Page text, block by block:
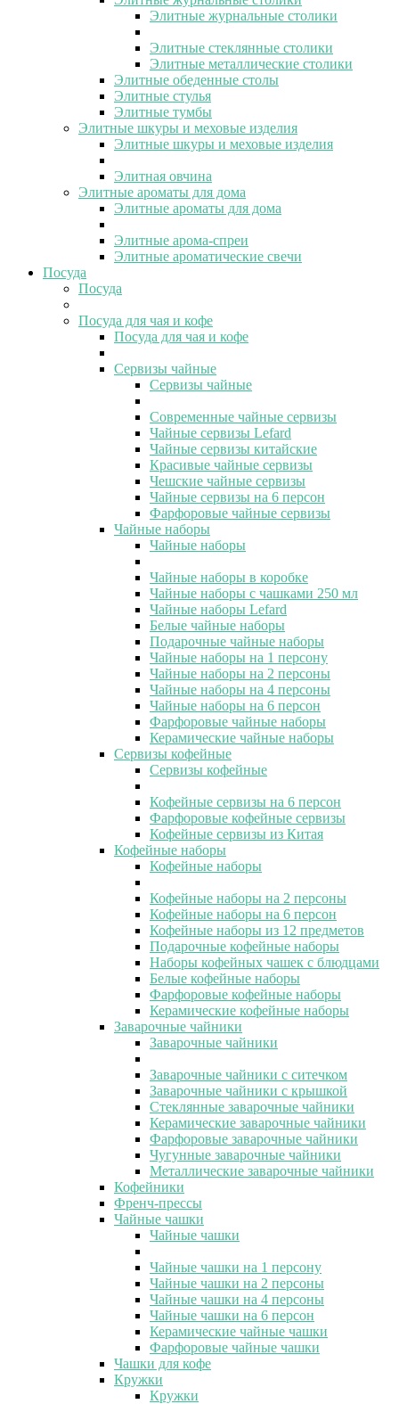
Элитные журнальные столики
Элитные стеклянные столики
Элитные металлические столики
Элитные обеденные столы
Элитные стулья
Элитные тумбы
Элитные шкуры и меховые изделия
Элитные шкуры и меховые изделия
Элитная овчина
Элитные ароматы для дома
Элитные ароматы для дома
Элитные арома-спреи
Элитные ароматические свечи
Посуда
Посуда
Посуда для чая и кофе
Посуда для чая и кофе
Сервизы чайные
Сервизы чайные
Современные чайные сервизы
Чайные сервизы Lefard
Чайные сервизы китайские
Красивые чайные сервизы
Чешские чайные сервизы
Чайные сервизы на 6 персон
Фарфоровые чайные сервизы
Чайные наборы
Чайные наборы
Чайные наборы в коробке
Чайные наборы с чашками 250 мл
Чайные наборы Lefard
Белые чайные наборы
Подарочные чайные наборы
Чайные наборы на 1 персону
Чайные наборы на 2 персоны
Чайные наборы на 4 персоны
Чайные наборы на 6 персон
Фарфоровые чайные наборы
Керамические чайные наборы
Сервизы кофейные
Сервизы кофейные
Кофейные сервизы на 6 персон
Фарфоровые кофейные сервизы
Кофейные сервизы из Китая
Кофейные наборы
Кофейные наборы
Кофейные наборы на 2 персоны
Кофейные наборы на 6 персон
Кофейные наборы из 12 предметов
Подарочные кофейные наборы
Наборы кофейных чашек с блюдцами
Белые кофейные наборы
Фарфоровые кофейные наборы
Керамические кофейные наборы
Заварочные чайники
Заварочные чайники
Заварочные чайники с ситечком
Заварочные чайники с крышкой
Стеклянные заварочные чайники
Керамические заварочные чайники
Фарфоровые заварочные чайники
Чугунные заварочные чайники
Металлические заварочные чайники
Кофейники
Френч-прессы
Чайные чашки
Чайные чашки
Чайные чашки на 1 персону
Чайные чашки на 2 персоны
Чайные чашки на 4 персоны
Чайные чашки на 6 персон
Керамические чайные чашки
Фарфоровые чайные чашки
Чашки для кофе
Кружки
Кружки